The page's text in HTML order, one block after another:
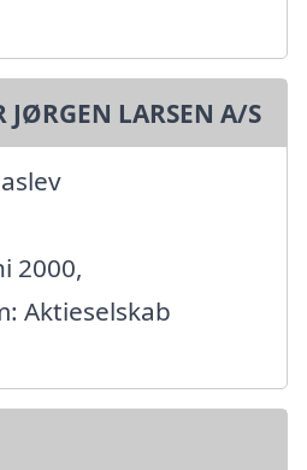
JØRGEN LARSEN A/S
2000,
Aktieselskab